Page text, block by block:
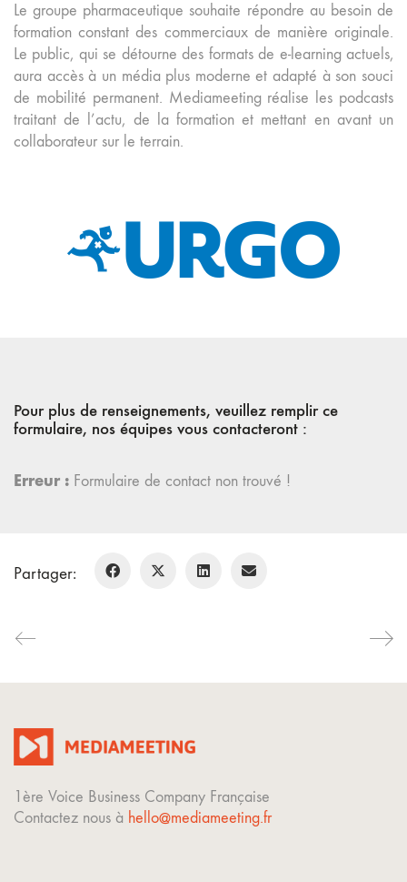
Le groupe pharmaceutique souhaite répondre au besoin de
formation constant des commerciaux de manière originale.
Le public, qui se détourne des formats de e-learning actuels,
aura accès à un média plus moderne et adapté à son souci
de mobilité permanent. Mediameeting réalise les podcasts
traitant de l’actu, de la formation et mettant en avant un
collaborateur sur le terrain.
Pour plus de renseignements, veuillez remplir ce
formulaire, nos équipes vous contacteront :
Erreur : Formulaire de contact non trouvé !
Partager:
1ère Voice Business Company Française
Contactez nous à hello@mediameeting.fr